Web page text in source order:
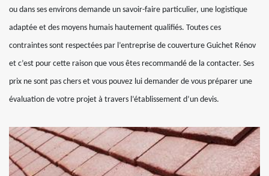
ou dans ses environs demande un savoir-faire particulier, une logistique
adaptée et des moyens humais hautement qualifiés. Toutes ces
contraintes sont respectées par l’entreprise de couverture Guichet Rénov
et c’est pour cette raison que vous êtes recommandé de la contacter. Ses
prix ne sont pas chers et vous pouvez lui demander de vous préparer une
évaluation de votre projet à travers l’établissement d’un devis.